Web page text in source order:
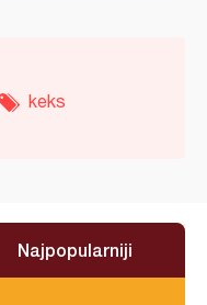
keks
Najpopularniji